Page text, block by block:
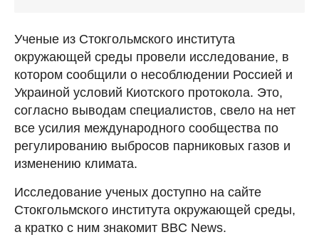
Ученые из Стокгольмского института
окружающей среды провели исследование, в
котором сообщили о несоблюдении Россией и
Украиной условий Киотского протокола. Это,
согласно выводам специалистов, свело на нет
все усилия международного сообщества по
регулированию выбросов парниковых газов и
изменению климата.
Исследование ученых доступно на сайте
Стокгольмского института окружающей среды,
а кратко с ним знакомит BBC News.